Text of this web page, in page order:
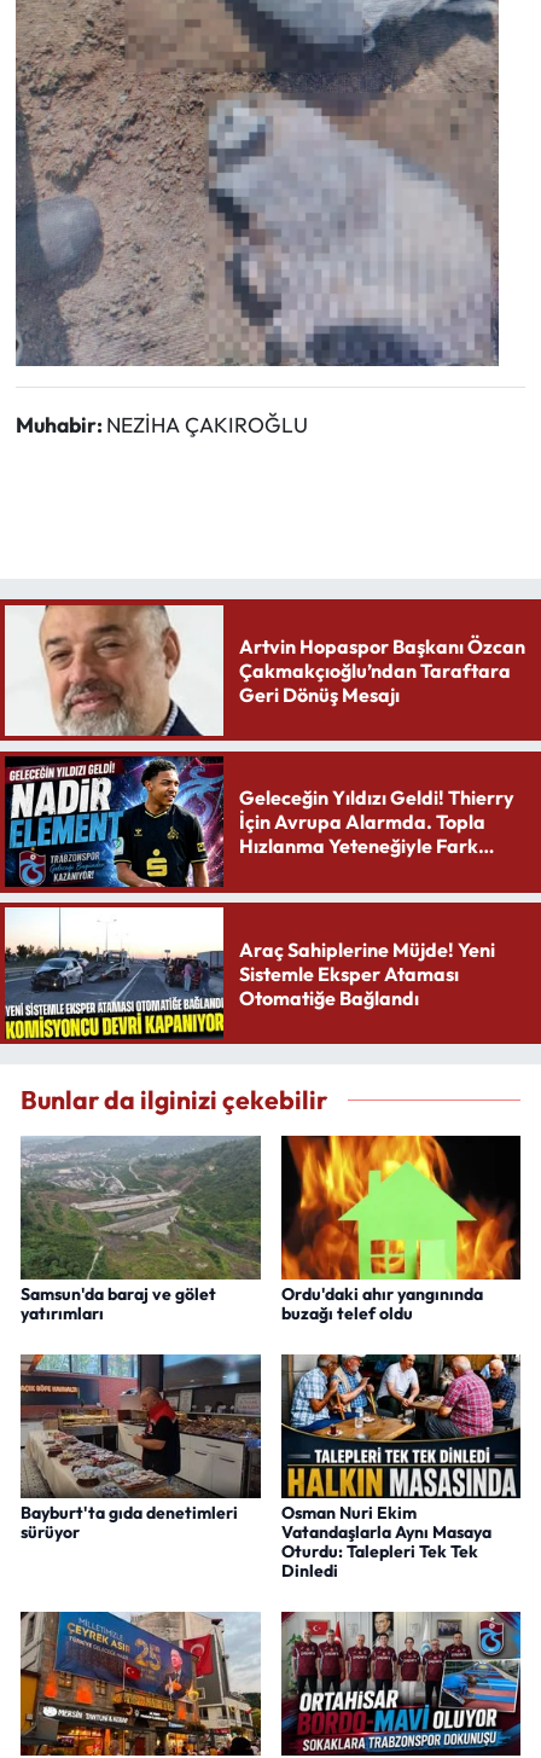
Muhabir: NEZİHA ÇAKIROĞLU
Artvin Hopaspor Başkanı Özcan
Çakmakçıoğlu’ndan Taraftara
Geri Dönüş Mesajı
Geleceğin Yıldızı Geldi! Thierry
İçin Avrupa Alarmda. Topla
Hızlanma Yeteneğiyle Fark
Araç Sahiplerine Müjde! Yeni
Sistemle Eksper Ataması
Otomatiğe Bağlandı
Bunlar da ilginizi çekebilir
Samsun'da baraj ve gölet
yatırımları
Ordu'daki ahır yangınında
buzağı telef oldu
Bayburt'ta gıda denetimleri
sürüyor
Osman Nuri Ekim
Vatandaşlarla Aynı Masaya
Oturdu: Talepleri Tek Tek
Dinledi